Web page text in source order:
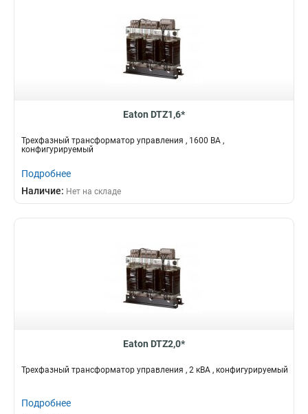
Eaton DTZ1,6*
Трехфазный трансформатор управления , 1600 ВА ,
конфигурируемый
Подробнее
Наличие: Нет на складе
Eaton DTZ2,0*
Трехфазный трансформатор управления , 2 кВА , конфигурируемый
Подробнее